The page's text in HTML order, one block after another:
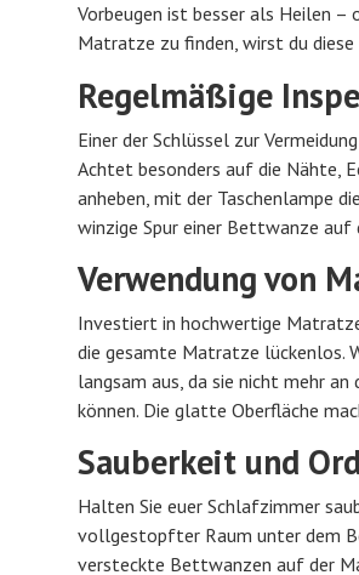
Vorbeugen ist besser als Heilen –
Matratze zu finden, wirst du diese
Regelmäßige
Einer der Schlüssel zur
Achtet besonders auf die Nähte,
anheben, mit der Taschenlampe
winzige Spur einer Bettwanze
Verwendung von
Investiert in hochwertige
die gesamte Matratze lückenlos.
langsam aus, da sie nicht mehr an
können. Die glatte Oberfläche
Sauberkeit und
Halten Sie euer Schlafzimmer
vollgestopfter Raum unter dem
versteckte Bettwanzen auf der